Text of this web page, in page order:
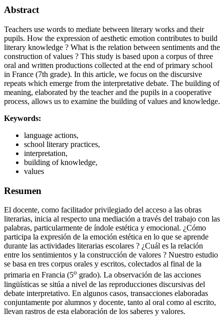
Abstract
Teachers use words to mediate between literary works and their
pupils. How the expression of aesthetic emotion contributes to build
literary knowledge ? What is the relation between sentiments and the
construction of values ? This study is based upon a corpus of three
oral and written productions collected at the end of primary school
in France (7th grade). In this article, we focus on the discursive
repeats which emerge from the interpretative debate. The building of
meaning, elaborated by the teacher and the pupils in a cooperative
process, allows us to examine the building of values and knowledge.
Keywords:
language actions,
school literary practices,
interpretation,
building of knowledge,
values
Resumen
El docente, como facilitador privilegiado del acceso a las obras
literarias, inicia al respecto una mediación a través del trabajo con las
palabras, particularmente de índole estética y emocional. ¿Cómo
participa la expresión de la emoción estética en lo que se aprende
durante las actividades literarias escolares ? ¿Cuál es la relación
entre los sentimientos y la construcción de valores ? Nuestro estudio
se basa en tres corpus orales y escritos, colectados al final de la
primaria en Francia (5o grado). La observación de las acciones
lingüísticas se sitúa a nivel de las reproducciones discursivas del
debate interpretativo. En algunos casos, transacciones elaboradas
conjuntamente por alumnos y docente, tanto al oral como al escrito,
llevan rastros de esta elaboración de los saberes y valores.